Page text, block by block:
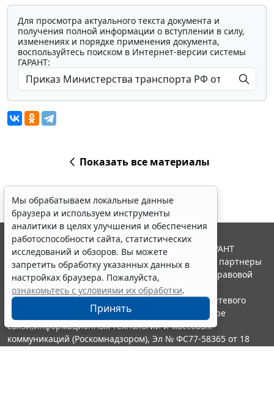
Для просмотра актуального текста документа и
получения полной информации о вступлении в силу,
изменениях и порядке применения документа,
воспользуйтесь поиском в Интернет-версии системы
ГАРАНТ:
Показать все материалы
Мы обрабатываем локальные данные
браузера и используем инструменты
аналитики в целях улучшения и обеспечения
работоспособности сайта, статистических
исследований и обзоров. Вы можете
запретить обработку указанных данных в
настройках браузера. Пожалуйста,
ознакомьтесь с условиями их обработки.
Принять
© ООО "НПП "ГАРАНТ-СЕРВИС", 2026. Система ГАРАНТ
выпускается с 1990 года. Компания "Гарант" и ее партнеры
являются участниками Российской ассоциации правовой
информации ГАРАНТ.
Портал ГАРАНТ.РУ зарегистрирован в качестве сетевого
издания Федеральной службой по надзору в сфере
связи,информационных технологий и массовых
коммуникаций (Роскомнадзором), Эл № ФС77-58365 от 18